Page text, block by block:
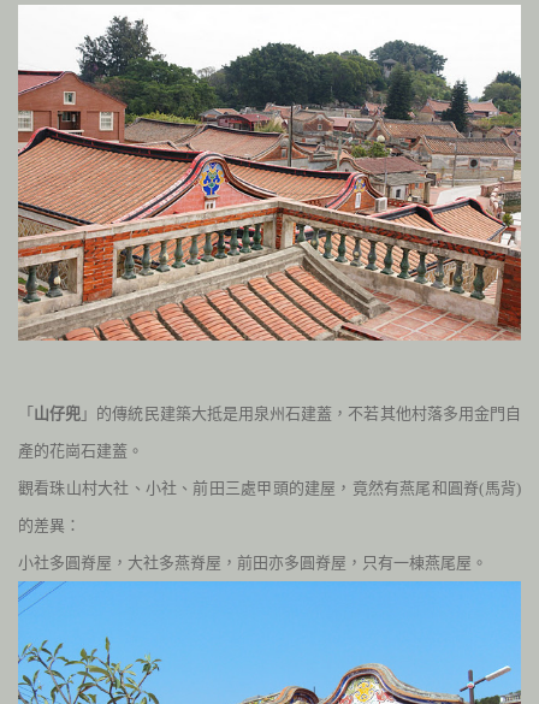
「山仔兜 」的傳統民建築大抵是用泉州石建蓋，不若其他村落多用金門自
產的花崗石建蓋。
觀看珠山村大社、小社、前田三處甲頭的建屋，竟然有燕尾和圓脊(馬背)
的差異：
小社多圓脊屋，大社多燕脊屋，前田亦多圓脊屋，只有一棟燕尾屋。